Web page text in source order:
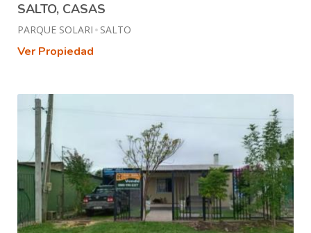
SALTO, CASAS
PARQUE SOLARI SALTO
Ver Propiedad